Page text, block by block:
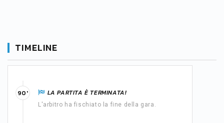
TIMELINE
LA PARTITA È TERMINATA!
L'arbitro ha fischiato la fine della gara.
90'